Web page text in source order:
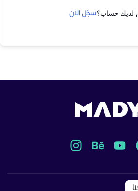
لديك حساب؟سجّل الآن